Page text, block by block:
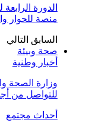
الدورة
منصة للحوار
السابق التالي
صحة وبيئة
أخبار وطنية
وزارة الصحة
للتواصل من
أحداث مجتمع